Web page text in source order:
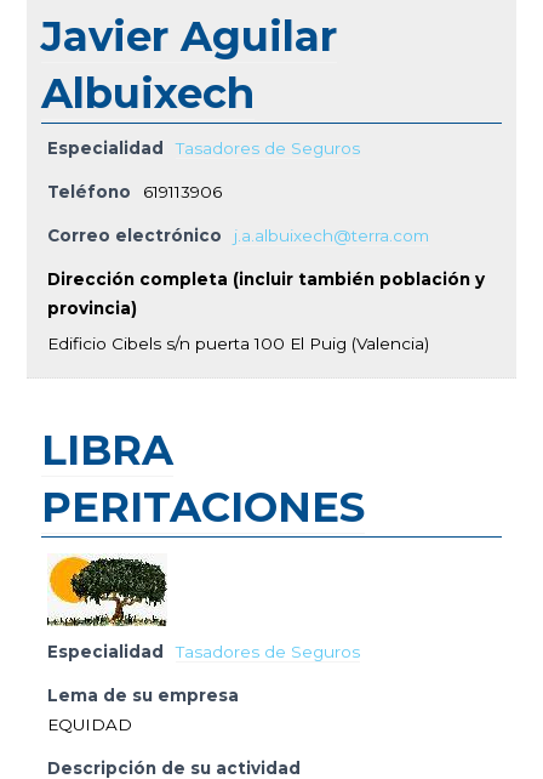
Javier Aguilar
Albuixech
Especialidad Tasadores de Seguros
Teléfono 619113906
Correo electrónico j.a.albuixech@terra.com
Dirección completa (incluir también población y
provincia)
Edificio Cibels s/n puerta 100 El Puig (Valencia)
LIBRA
PERITACIONES
Especialidad Tasadores de Seguros
Lema de su empresa
EQUIDAD
Descripción de su actividad